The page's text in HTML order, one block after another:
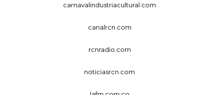
carnavalindustriacultural.com
canalrcn.com
rcnradio.com
noticiasrcn.com